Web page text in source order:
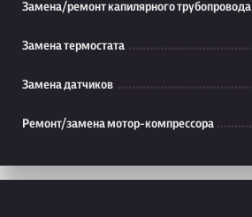
Замена/ремонт капилярного трубопровода
Замена термостата
Замена датчиков
Ремонт/замена мотор-компрессора